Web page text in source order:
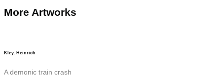
More Artworks
Kley, Heinrich
A demonic train crash